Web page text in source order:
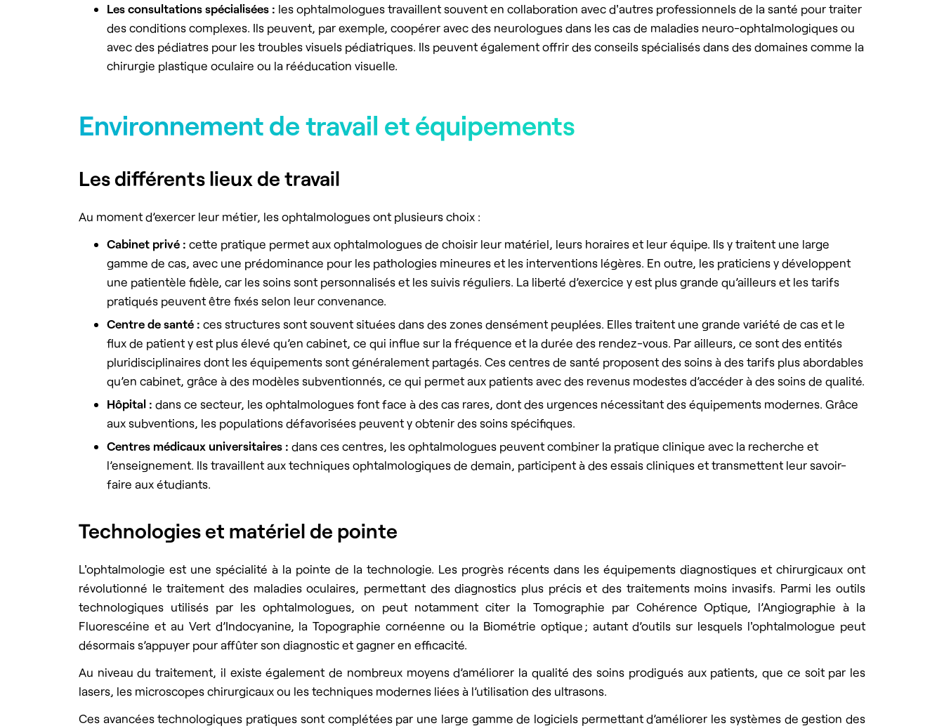
Les consultations spécialisées : les ophtalmologues travaillent souvent en collaboration avec d'autres professionnels de la santé pour traiter
des conditions complexes. Ils peuvent, par exemple, coopérer avec des neurologues dans les cas de maladies neuro-ophtalmologiques ou
avec des pédiatres pour les troubles visuels pédiatriques. Ils peuvent également offrir des conseils spécialisés dans des domaines comme la
chirurgie plastique oculaire ou la rééducation visuelle.
Environnement de travail et équipements
Les différents lieux de travail
Au moment d’exercer leur métier, les ophtalmologues ont plusieurs choix :
Cabinet privé : cette pratique permet aux ophtalmologues de choisir leur matériel, leurs horaires et leur équipe. Ils y traitent une large
gamme de cas, avec une prédominance pour les pathologies mineures et les interventions légères. En outre, les praticiens y développent
une patientèle fidèle, car les soins sont personnalisés et les suivis réguliers. La liberté d’exercice y est plus grande qu’ailleurs et les tarifs
pratiqués peuvent être fixés selon leur convenance.
Centre de santé : ces structures sont souvent situées dans des zones densément peuplées. Elles traitent une grande variété de cas et le
flux de patient y est plus élevé qu’en cabinet, ce qui influe sur la fréquence et la durée des rendez-vous. Par ailleurs, ce sont des entités
pluridisciplinaires dont les équipements sont généralement partagés. Ces centres de santé proposent des soins à des tarifs plus abordables
qu’en cabinet, grâce à des modèles subventionnés, ce qui permet aux patients avec des revenus modestes d’accéder à des soins de qualité.
Hôpital : dans ce secteur, les ophtalmologues font face à des cas rares, dont des urgences nécessitant des équipements modernes. Grâce
aux subventions, les populations défavorisées peuvent y obtenir des soins spécifiques.
Centres médicaux universitaires : dans ces centres, les ophtalmologues peuvent combiner la pratique clinique avec la recherche et
l’enseignement. Ils travaillent aux techniques ophtalmologiques de demain, participent à des essais cliniques et transmettent leur savoir-
faire aux étudiants.
Technologies et matériel de pointe
L'ophtalmologie est une spécialité à la pointe de la technologie. Les progrès récents dans les équipements diagnostiques et chirurgicaux ont
révolutionné le traitement des maladies oculaires, permettant des diagnostics plus précis et des traitements moins invasifs. Parmi les outils
technologiques utilisés par les ophtalmologues, on peut notamment citer la Tomographie par Cohérence Optique, l’Angiographie à la
Fluorescéine et au Vert d’Indocyanine, la Topographie cornéenne ou la Biométrie optique ; autant d’outils sur lesquels l'ophtalmologue peut
désormais s’appuyer pour affûter son diagnostic et gagner en efficacité.
Au niveau du traitement, il existe également de nombreux moyens d’améliorer la qualité des soins prodigués aux patients, que ce soit par les
lasers, les microscopes chirurgicaux ou les techniques modernes liées à l’utilisation des ultrasons.
Ces avancées technologiques pratiques sont complétées par une large gamme de logiciels permettant d’améliorer les systèmes de gestion des